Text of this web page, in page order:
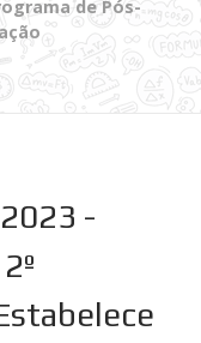
de Pós-
-